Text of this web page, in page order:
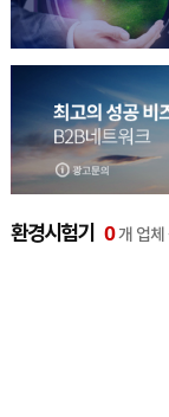
환경시험기 0개 업